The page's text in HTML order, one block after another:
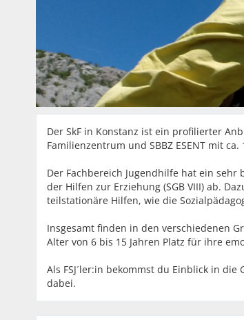
Der SkF in Konstanz ist ein profilierter
Familienzentrum und SBBZ ESENT mit
Der Fachbereich Jugendhilfe hat ein
der Hilfen zur Erziehung (SGB VIII) ab.
teilstationäre Hilfen, wie die
Insgesamt finden in den verschiedenen
Alter von 6 bis 15 Jahren Platz für ihre
Als FSJ´ler:in bekommst du Einblick in
dabei.